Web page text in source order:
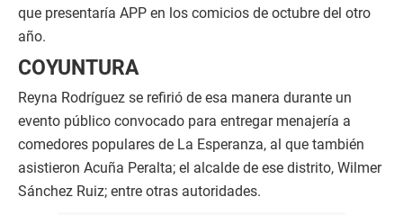
que presentaría APP en los comicios de octubre del otro
año.
COYUNTURA
Reyna Rodríguez se refirió de esa manera durante un
evento público convocado para entregar menajería a
comedores populares de La Esperanza, al que también
asistieron Acuña Peralta; el alcalde de ese distrito, Wilmer
Sánchez Ruiz; entre otras autoridades.